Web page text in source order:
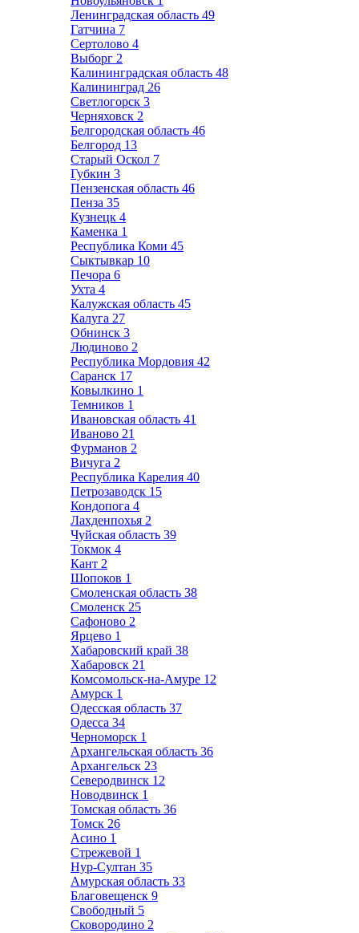
Ленинградская область 49
Гатчина 7
Сертолово 4
Выборг 2
Калининградская область 48
Калининград 26
Светлогорск 3
Черняховск 2
Белгородская область 46
Белгород 13
Старый Оскол 7
Губкин 3
Пензенская область 46
Пенза 35
Кузнецк 4
Каменка 1
Республика Коми 45
Сыктывкар 10
Печора 6
Ухта 4
Калужская область 45
Калуга 27
Обнинск 3
Людиново 2
Республика Мордовия 42
Саранск 17
Ковылкино 1
Темников 1
Ивановская область 41
Иваново 21
Фурманов 2
Вичуга 2
Республика Карелия 40
Петрозаводск 15
Кондопога 4
Лахденпохья 2
Чуйская область 39
Токмок 4
Кант 2
Шопоков 1
Смоленская область 38
Смоленск 25
Сафоново 2
Ярцево 1
Хабаровский край 38
Хабаровск 21
Комсомольск-на-Амуре 12
Амурск 1
Одесская область 37
Одесса 34
Черноморск 1
Архангельская область 36
Архангельск 23
Северодвинск 12
Новодвинск 1
Томская область 36
Томск 26
Асино 1
Стрежевой 1
Нур-Султан 35
Амурская область 33
Благовещенск 9
Свободный 5
Сковородино 2